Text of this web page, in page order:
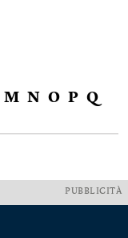
M N O P Q
PUBBLICITÀ